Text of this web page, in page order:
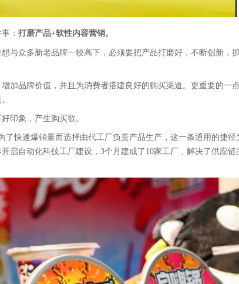
： 打磨产品+软性内容营销。
与众多新老品牌一较高下，必须要把产品打磨好，不断创新，
加品牌价值，并且为消费者搭建良好的购买渠道。更重要的一
印象，产生购买欲。
了快速爆销量而选择由代工厂负责产品生产，这一条通用的捷径
启自动化科技工厂建设，3个月建成了10家工厂，解决了供应链